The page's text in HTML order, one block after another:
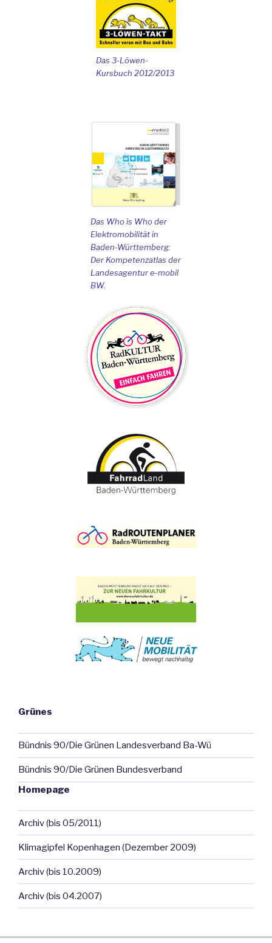
Das 3-Löwen-
Kursbuch 2012/2013
Das Who is Who der
Elektromobilität in
Baden-Württemberg:
Der Kompetenzatlas der
Landesagentur e-mobil
BW.
Grünes
Bündnis 90/Die Grünen Landesverband Ba-Wü
Bündnis 90/Die Grünen Bundesverband
Homepage
Archiv (bis 05/2011)
Klimagipfel Kopenhagen (Dezember 2009)
Archiv (bis 10.2009)
Archiv (bis 04.2007)